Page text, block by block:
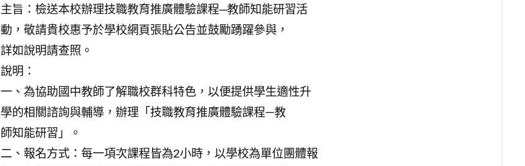
主旨：檢送本校辦理技職教育推廣體驗課程─教師知能研習活
動，敬請貴校惠予於學校網頁張貼公告並鼓勵踴躍參與，
詳如說明請查照。
說明：
一、為協助國中教師了解職校群科特色，以便提供學生適性升
學的相關諮詢與輔導，辦理「技職教育推廣體驗課程—教
師知能研習」。
二、報名方式：每一項次課程皆為2小時，以學校為單位團體報